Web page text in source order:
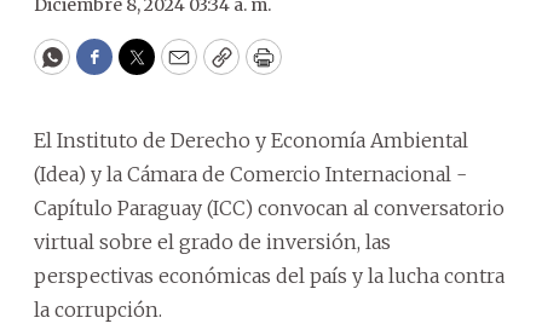
Diciembre 8, 2024 03:34 a. m.
WhatsApp
Facebook
Twitter
EmailCopyPrint
El Instituto de Derecho y Economía Ambiental
(Idea) y la Cámara de Comercio Internacional -
Capítulo Paraguay (ICC) convocan al conversatorio
virtual sobre el grado de inversión, las
perspectivas económicas del país y la lucha contra
la corrupción.